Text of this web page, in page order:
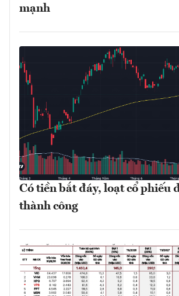
mạnh
Có tiền bắt đáy, loạt cổ phiếu
thành công